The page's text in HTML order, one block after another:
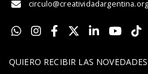
circulo@creatividadargentina.org
QUIERO RECIBIR LAS